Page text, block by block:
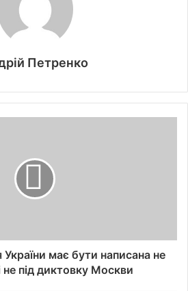
Петренко
має бути написана не
не під диктовку Москви